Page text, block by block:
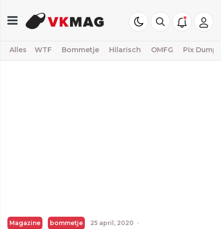
Alles WTF Bommetje Hilarisch OMFG Pix Dump
Magazine bommetje 25 april, 2020 ·